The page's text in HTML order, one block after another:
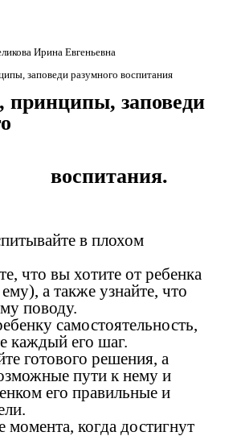
Ирина Евгеньевна
заповеди разумного воспитания
принципы, заповеди
воспитания.
в плохом
что вы хотите от ребенка
а также узнайте, что
поводу.
самостоятельность,
каждый его шаг.
готового решения, а
пути к нему и
его правильные и
момента, когда достигнут